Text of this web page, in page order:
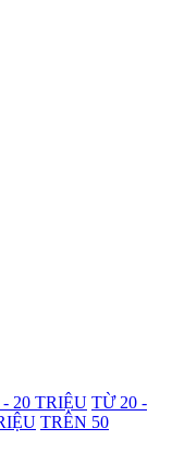
20 TRIỆU TỪ 20 -
TRÊN 50